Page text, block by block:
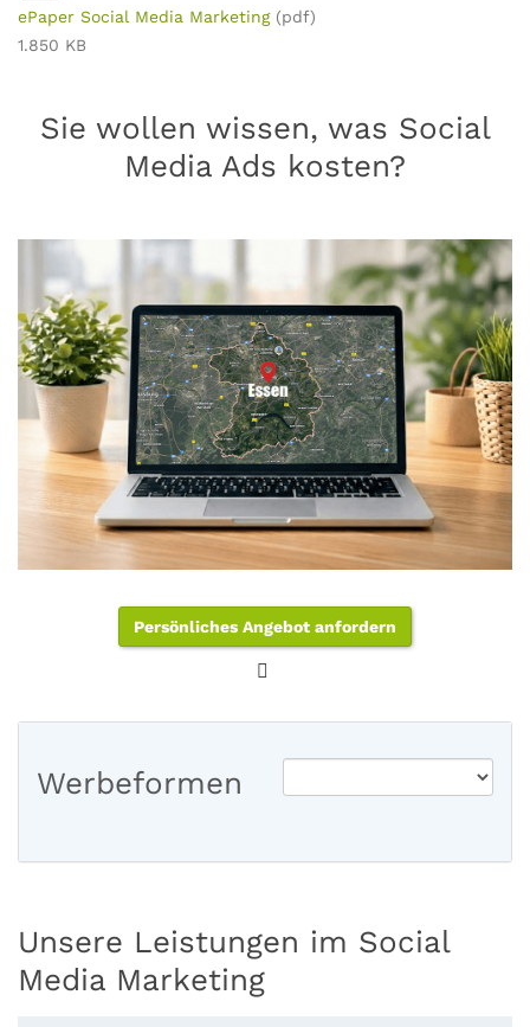
ePaper Social Media Marketing (pdf)
1.850 KB
Sie wollen wissen, was Social
Media Ads kosten?
Persönliches Angebot anfordern
Werbeformen
Unsere Leistungen im Social
Media Marketing